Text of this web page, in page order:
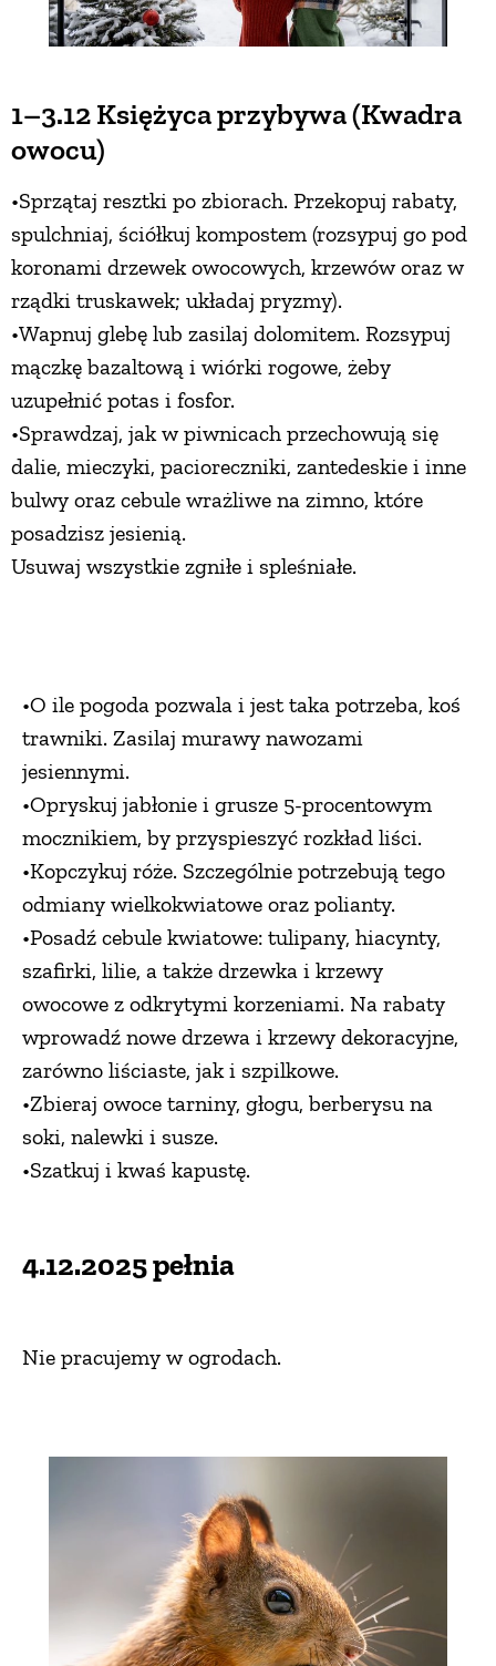
1–3.12 Księżyca przybywa (Kwadra
owocu)
•Sprzątaj resztki po zbiorach. Przekopuj rabaty,
spulchniaj, ściółkuj kompostem (rozsypuj go pod
koronami drzewek owocowych, krzewów oraz w
rządki truskawek; układaj pryzmy).
•Wapnuj glebę lub zasilaj dolomitem. Rozsypuj
mączkę bazaltową i wiórki rogowe, żeby
uzupełnić potas i fosfor.
•Sprawdzaj, jak w piwnicach przechowują się
dalie, mieczyki, pacioreczniki, zantedeskie i inne
bulwy oraz cebule wrażliwe na zimno, które
posadzisz jesienią.
Usuwaj wszystkie zgniłe i spleśniałe.
•O ile pogoda pozwala i jest taka potrzeba, koś
trawniki. Zasilaj murawy nawozami
jesiennymi.
•Opryskuj jabłonie i grusze 5-procentowym
mocznikiem, by przyspieszyć rozkład liści.
•Kopczykuj róże. Szczególnie potrzebują tego
odmiany wielkokwiatowe oraz polianty.
•Posadź cebule kwiatowe: tulipany, hiacynty,
szafirki, lilie, a także drzewka i krzewy
owocowe z odkrytymi korzeniami. Na rabaty
wprowadź nowe drzewa i krzewy dekoracyjne,
zarówno liściaste, jak i szpilkowe.
•Zbieraj owoce tarniny, głogu, berberysu na
soki, nalewki i susze.
•Szatkuj i kwaś kapustę.
4.12.2025 pełnia
Nie pracujemy w ogrodach.